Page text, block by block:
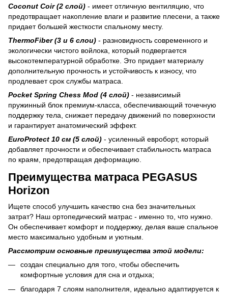
Coconut Coir (2 слой) - имеет отличную вентиляцию, что
предотвращает накопление влаги и развитие плесени, а также
придает большей жесткости спальному месту.
ThermoFiber (3 и 6 слои) - разновидность современного и
экологически чистого войлока, который подвергается
высокотемпературной обработке. Это придает материалу
дополнительную прочность и устойчивость к износу, что
продлевает срок службы матраса.
Pocket Spring Сhess Mod (4 слой) - независимый
пружинный блок премиум-класса, обеспечивающий точечную
поддержку тела, снижает передачу движений по поверхности
и гарантирует анатомический эффект.
EuroProtect 10 см (5 слой) - усиленный евроборт, который
добавляет прочности и обеспечивает стабильность матраса
по краям, предотвращая деформацию.
Преимущества матраса PEGASUS
Horizon
Ищете способ улучшить качество сна без значительных
затрат? Наш ортопедический матрас - именно то, что нужно.
Он обеспечивает комфорт и поддержку, делая ваше спальное
место максимально удобным и уютным.
Рассмотрим основные преимущества этой модели:
создан специально для того, чтобы обеспечить
комфортные условия для сна и отдыха;
благодаря 7 слоям наполнителя, идеально адаптируется к